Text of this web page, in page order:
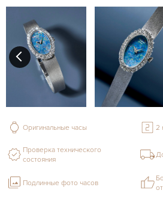
Оригинальные часы 2
Проверка технического
состояния
Подлинные фото часов